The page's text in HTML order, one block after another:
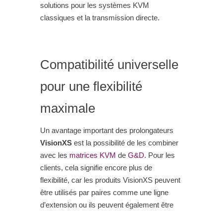
solutions pour les systèmes KVM
classiques et la transmission directe.
Compatibilité universelle
pour une flexibilité
maximale
Un avantage important des prolongateurs
VisionXSest la possibilité de les combiner
avec les matrices KVM de G&D. Pour les
clients, cela signifie encore plus de
flexibilité, car les produits VisionXS peuvent
être utilisés par paires comme une ligne
d’extension ou ils peuvent également être